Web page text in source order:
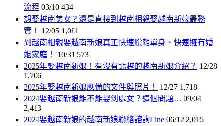
流程 03/10 434
想娶越南美女？還是直接到越南相親娶越南新娘最務
實！
12/05 1,081
到越南相親娶越南新娘真正快速脫離單身、快速擁有婚
姻家庭！
10/31 573
2025年娶越南新娘！有沒有北越的越南新娘介紹？ 12/28
1,706
2025年娶越南新娘應備的文件與照片！
12/27 1,718
2024娶越南新娘能不能娶到處女？這個問題… 09/04
2,413
2024娶越南新娘的越南新娘聯絡諮詢Line 06/12 2,015